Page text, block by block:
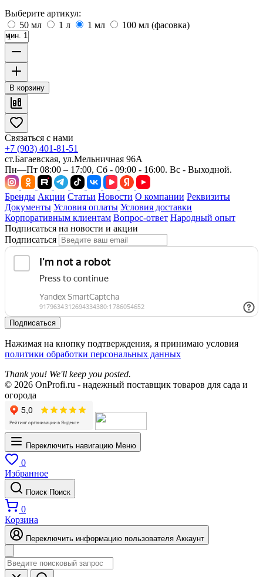
Выберите артикул:
50 мл
1 л 1 мл 100 мл (фасовка)
мин. 1
В корзину
Связаться с нами
+7 (903) 401-81-51
ст.Багаевская, ул.Мельничная 96А
Пн—Пт 08:00 – 17:00, Сб - 09:00 - 16:00. Вс - Выходной.
Бренды Акции Статьи Новости О компании Реквизиты
Документы Условия оплаты Условия доставки
Корпоративным клиентам Вопрос-ответ Народный опыт
Подписаться на новости и акции
Подписаться
Подписаться
Нажимая на кнопку подтверждения, я принимаю условия
политики обработки персональных данных
Thank you! We'll keep you posted.
© 2026 OnProfi.ru - надежный поставщик товаров для сада и
огорода
Переключить навигацию Меню
0
Избранное
Поиск Поиск
0
Корзина
Переключить информацию пользователя Аккаунт